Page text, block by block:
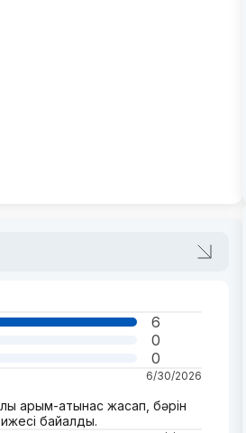
6
0
0
6/30/2026
қарым-қатынас жасап, бәрін
байқалды.